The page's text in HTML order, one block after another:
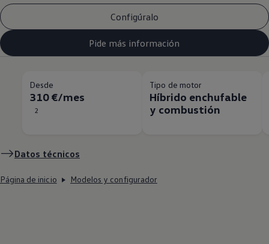
Configúralo
Pide más información
Desde
310 €/mes
2
Tipo de motor
Híbrido enchufable
y combustión
Datos técnicos
Página de inicio Modelos y configurador